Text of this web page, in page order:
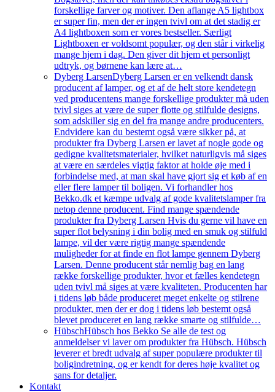
forskellige farver og motiver. Den aflange A5 lightbox
er super fin, men der er ingen tvivl om at det stadig er
A4 lightboxen som er vores bestseller. Særligt
Lightboxen er voldsomt populær, og den står i virkelig
mange hjem i dag. Den giver dit hjem et personligt
udtryk, og børnene kan lære at…
Dyberg LarsenDyberg Larsen er en velkendt dansk
producent af lamper, og et af de helt store kendetegn
ved producentens mange forskellige produkter må uden
tvivl siges at være de super flotte og stilfulde designs,
som adskiller sig en del fra mange andre producenters.
Endvidere kan du bestemt også være sikker på, at
produkter fra Dyberg Larsen er lavet af nogle gode og
gedigne kvalitetsmaterialer, hvilket naturligvis må siges
at være en særdeles vigtig faktor at holde øje med i
forbindelse med, at man skal have gjort sig et køb af en
eller flere lamper til boligen. Vi forhandler hos
Bekko.dk et kæmpe udvalg af gode kvalitetslamper fra
netop denne producent. Find mange spændende
produkter fra Dyberg Larsen Hvis du gerne vil have en
super flot belysning i din bolig med en smuk og stilfuld
lampe, vil der være rigtig mange spændende
muligheder for at finde en flot lampe gennem Dyberg
Larsen. Denne producent står nemlig bag en lang
række forskellige produkter, hvor et fælles kendetegn
uden tvivl må siges at være kvaliteten. Producenten har
i tidens løb både produceret meget enkelte og stilrene
produkter, men der er dog i tidens løb bestemt også
blevet produceret en lang række smarte og stilfulde…
HübschHübsch hos Bekko Se alle de test og
anmeldelser vi laver om produkter fra Hübsch. Hübsch
leverer et bredt udvalg af super populære produkter til
boligindretning, og er kendt for deres høje kvalitet og
sans for detaljer.
Kontakt